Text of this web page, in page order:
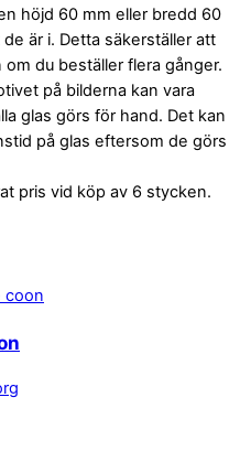
höjd 60 mm eller bredd 60
är i. Detta säkerställer att
du beställer flera gånger.
på bilderna kan vara
glas görs för hand. Det kan
på glas eftersom de görs
pris vid köp av 6 stycken.